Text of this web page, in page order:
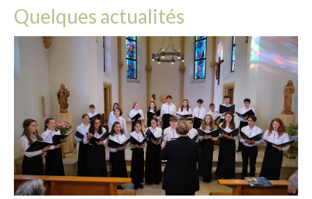
Quelques actualités